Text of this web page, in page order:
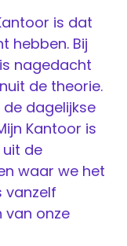
is dat
hebben. Bij
nagedacht
de theorie.
dagelijkse
Kantoor is
de
waar we het
vanzelf
van onze